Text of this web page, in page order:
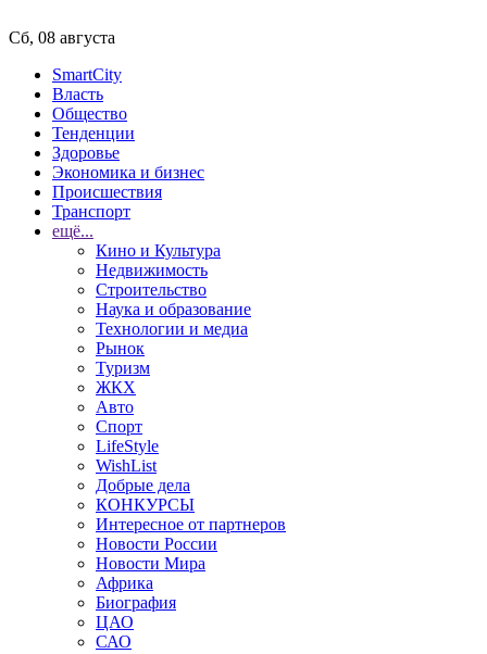
Сб, 08 августа
SmartCity
Власть
Общество
Тенденции
Здоровье
Экономика и бизнес
Происшествия
Транспорт
ещё...
Кино и Культура
Недвижимость
Строительство
Наука и образование
Технологии и медиа
Рынок
Туризм
ЖКХ
Авто
Спорт
LifeStyle
WishList
Добрые дела
КОНКУРСЫ
Интересное от партнеров
Новости России
Новости Мира
Африка
Биография
ЦАО
САО